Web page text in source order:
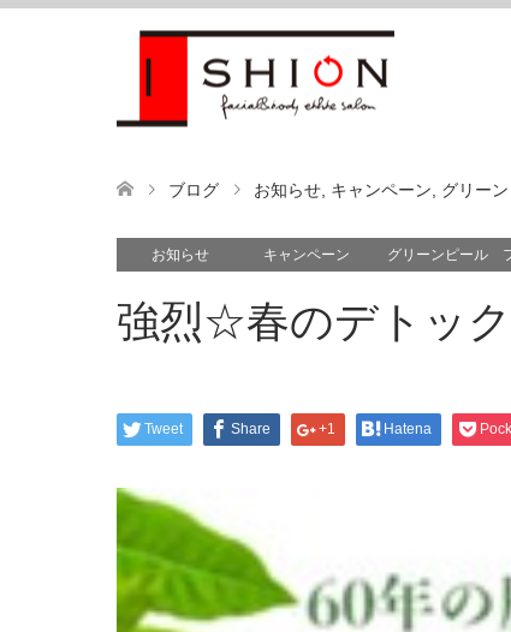
ブログ お知らせ キャンペーン グリー
お知らせ キャンペーン グリーンピール
強烈☆春のデトッ
Tweet Share +1 Hatena